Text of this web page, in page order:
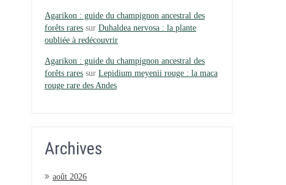
Agarikon : guide du champignon ancestral des
forêts rares sur Duhaldea nervosa : la plante
oubliée à redécouvrir
Agarikon : guide du champignon ancestral des
forêts rares sur Lepidium meyenii rouge : la maca
rouge rare des Andes
Archives
août 2026